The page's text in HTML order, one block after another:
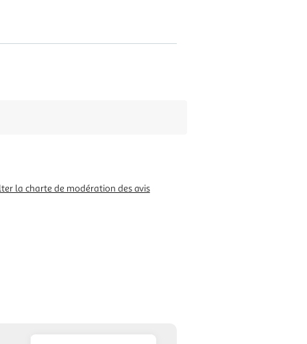
la charte de modération des avis